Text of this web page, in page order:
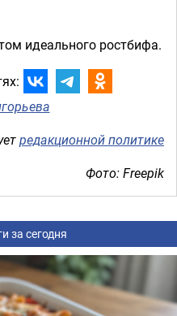
идеального ростбифа.
редакционной политике
Фото: Freepik
за сегодня